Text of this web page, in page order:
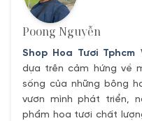
Poong Nguyễn
Shop Hoa Tươi Tphcm
dựa trên cảm hứng về
sống của những bông
vươn mình phát triển,
phẩm hoa tươi chất